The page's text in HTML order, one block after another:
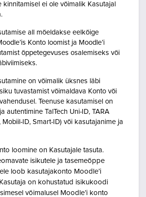
kinnitamisel ei ole võimalik Kasutajal
all mõeldakse eelkõige
Konto loomist ja Moodle’i
õppetegevuses osalemiseks või
on võimalik üksnes läbi
tuvastamist võimaldava Konto või
Teenuse kasutamisel on
autentimine TalTech Uni-ID, TARA
Mobiil-ID, Smart-ID) või kasutajanime ja
loomine on Kasutajale tasuta.
isikutele ja tasemeõppe
loob kasutajakonto Moodle’i
on kohustatud isikukoodi
võimalusel Moodle’i konto